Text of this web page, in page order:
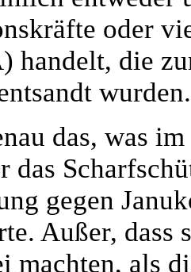
oder
handelt, die
wurden.
das, was
das
gegen
Außer, dass
machten, als